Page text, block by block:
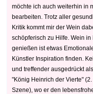
möchte ich auch weiterhin in
bearbeiten. Trotz aller
Kritik kommt mir der Wein
schöpferisch zu Hilfe. Wein
genießen ist etwas
Künstler Inspiration finden.
und treffender ausgedrückt
"König Heinrich der Vierte" (2.
Szene), wo er den